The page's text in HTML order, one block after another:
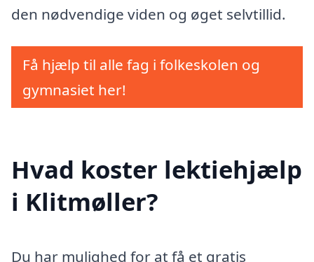
den nødvendige viden og øget selvtillid.
Få hjælp til alle fag i folkeskolen og
gymnasiet her!
Hvad koster lektiehjælp
i Klitmøller?
Du har mulighed for at få et gratis